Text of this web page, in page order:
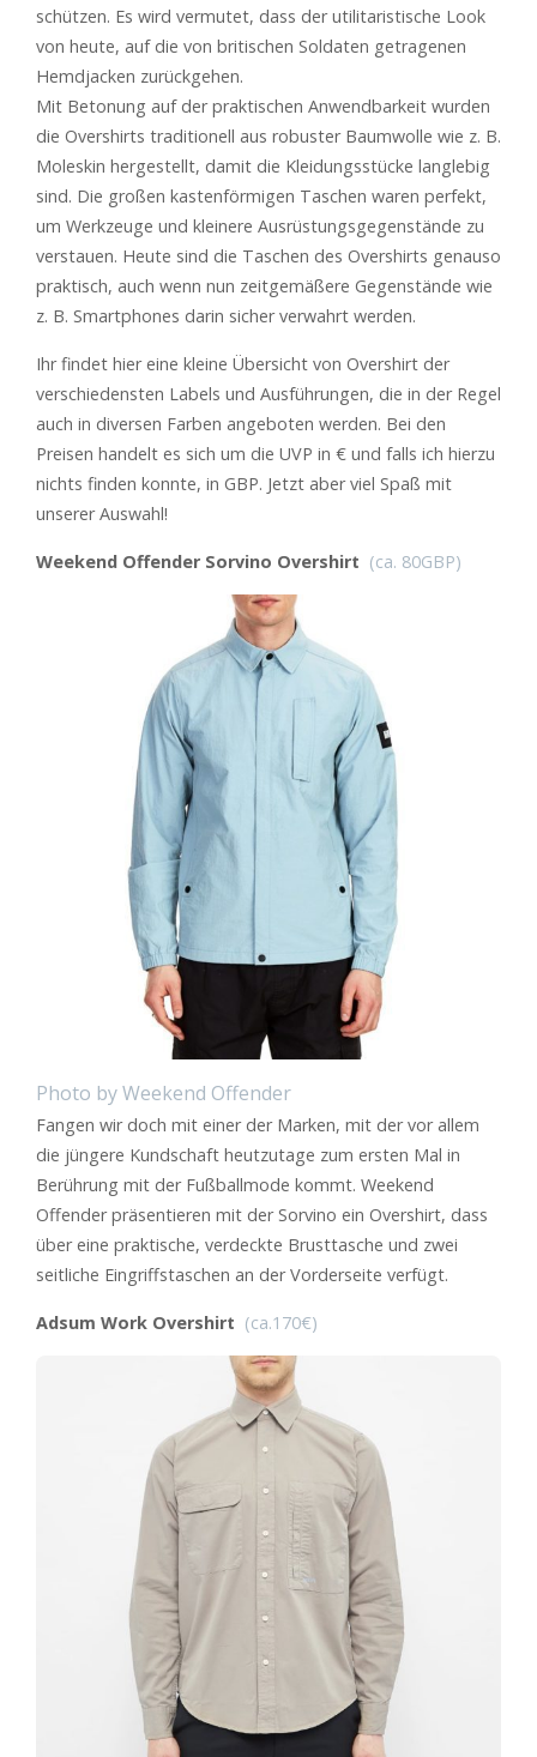
schützen. Es wird vermutet, dass der utilitaristische Look
von heute, auf die von britischen Soldaten getragenen
Hemdjacken zurückgehen.
Mit Betonung auf der praktischen Anwendbarkeit wurden
die Overshirts traditionell aus robuster Baumwolle wie z. B.
Moleskin hergestellt, damit die Kleidungsstücke langlebig
sind. Die großen kastenförmigen Taschen waren perfekt,
um Werkzeuge und kleinere Ausrüstungsgegenstände zu
verstauen. Heute sind die Taschen des Overshirts genauso
praktisch, auch wenn nun zeitgemäßere Gegenstände wie
z. B. Smartphones darin sicher verwahrt werden.
Ihr findet hier eine kleine Übersicht von Overshirt der
verschiedensten Labels und Ausführungen, die in der Regel
auch in diversen Farben angeboten werden. Bei den
Preisen handelt es sich um die UVP in € und falls ich hierzu
nichts finden konnte, in GBP. Jetzt aber viel Spaß mit
unserer Auswahl!
Weekend Offender Sorvino Overshirt (ca. 80GBP)
Photo by Weekend Offender
Fangen wir doch mit einer der Marken, mit der vor allem
die jüngere Kundschaft heutzutage zum ersten Mal in
Berührung mit der Fußballmode kommt. Weekend
Offender präsentieren mit der Sorvino ein Overshirt, dass
über eine praktische, verdeckte Brusttasche und zwei
seitliche Eingriffstaschen an der Vorderseite verfügt.
Adsum Work Overshirt (ca.170€)